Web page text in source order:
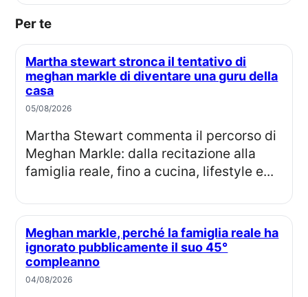
Per te
Martha stewart stronca il tentativo di
meghan markle di diventare una guru della
casa
05/08/2026
Martha Stewart commenta il percorso di
Meghan Markle: dalla recitazione alla
famiglia reale, fino a cucina, lifestyle e...
Meghan markle, perché la famiglia reale ha
ignorato pubblicamente il suo 45°
compleanno
04/08/2026